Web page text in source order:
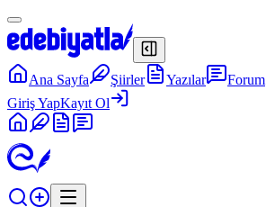
Ana Sayfa Şiirler Yazılar Forum
Giriş YapKayıt Ol